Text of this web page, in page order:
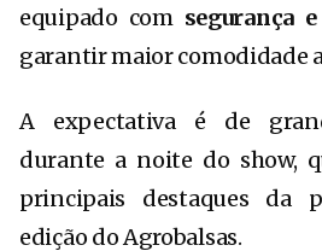
equipado com segurança
garantir maior comodidade
A expectativa é de
durante a noite do show,
principais destaques da
edição do Agrobalsas.